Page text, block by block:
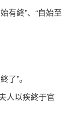
有終”、“自始至
了”。
人以疾終于官